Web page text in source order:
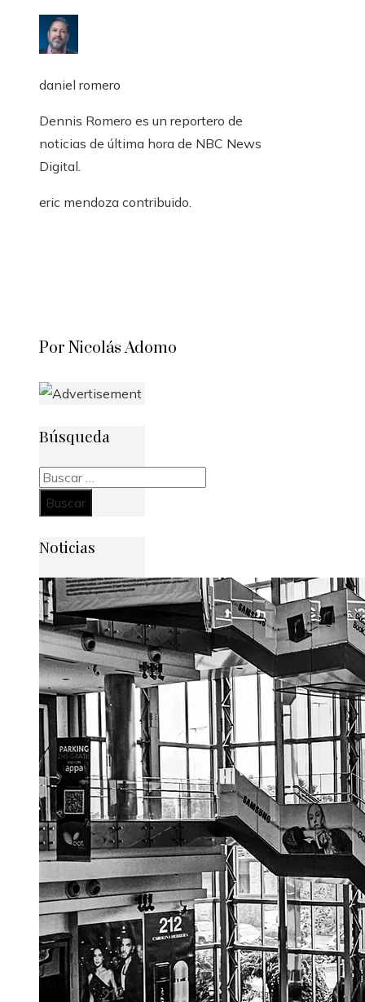
daniel romero
Dennis Romero es un reportero de
noticias de última hora de NBC News
Digital.
eric mendoza contribuido.
Por Nicolás Adomo
Búsqueda
Buscar:
Noticias